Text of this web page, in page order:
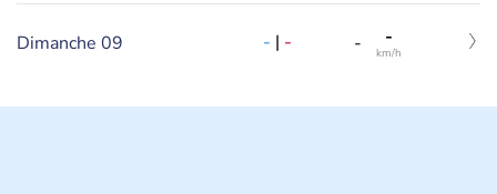
Dimanche 09 - | - - -
km/h